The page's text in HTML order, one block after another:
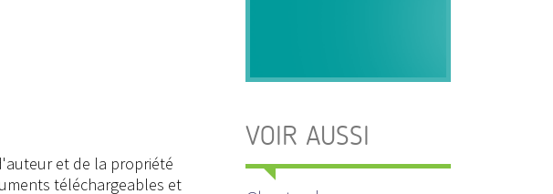
et de la propriété
téléchargeables et
VOIR AUSSI